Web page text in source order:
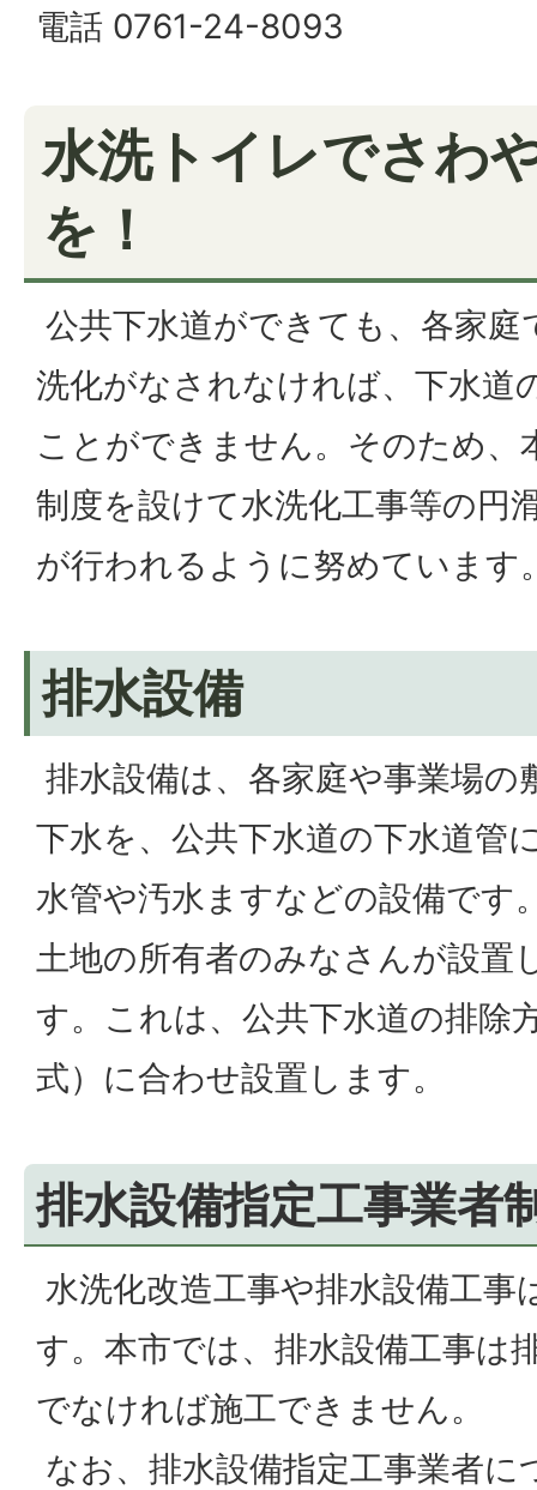
電話 0761-24-8093
水洗トイレでさわ
を！
公共下水道ができても、各家庭
洗化がなされなければ、下水道
ことができません。そのため、
制度を設けて水洗化工事等の円
が行われるように努めています
排水設備
排水設備は、各家庭や事業場
下水を、公共下水道の下水道管
水管や汚水ますなどの設備です
土地の所有者のみなさんが設置
す。これは、公共下水道の排除
式）に合わせ設置します。
排水設備指定工事業者
水洗化改造工事や排水設備工事
す。本市では、排水設備工事は
でなければ施工できません。
なお、排水設備指定工事業者